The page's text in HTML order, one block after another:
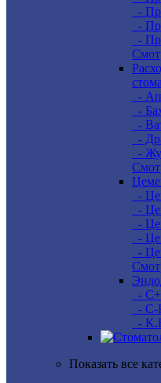
-
-
-
-
-
-
-
-
-
-
-
-
-
-
- C-
-
Показать все